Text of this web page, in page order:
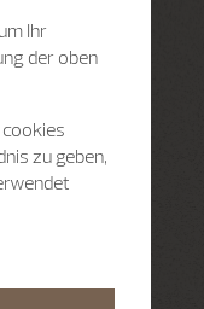
Ihr
der oben
zu geben,